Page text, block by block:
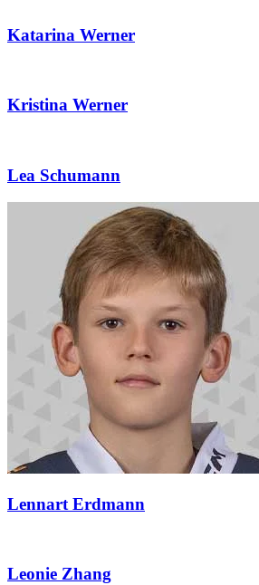
Katarina Werner
Kristina Werner
Lea Schumann
Lennart Erdmann
Leonie Zhang